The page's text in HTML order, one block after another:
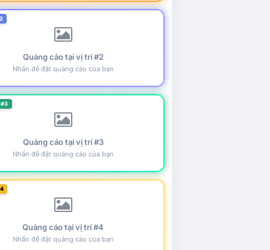
Quảng cáo tại vị trí #2
Nhấn để đặt quảng cáo của bạn
Quảng cáo tại vị trí #3
Nhấn để đặt quảng cáo của bạn
Quảng cáo tại vị trí #4
Nhấn để đặt quảng cáo của bạn